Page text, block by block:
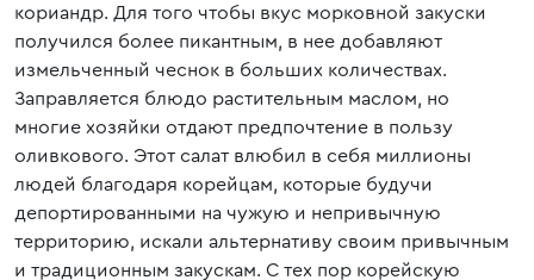
кориандр. Для того чтобы вкус морковной закуски
получился более пикантным, в нее добавляют
измельченный чеснок в больших количествах.
Заправляется блюдо растительным маслом, но
многие хозяйки отдают предпочтение в пользу
оливкового. Этот салат влюбил в себя миллионы
людей благодаря корейцам, которые будучи
депортированными на чужую и непривычную
территорию, искали альтернативу своим привычным
и традиционным закускам. С тех пор корейскую